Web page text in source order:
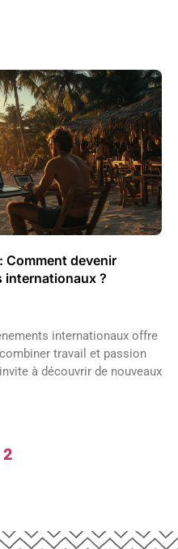
Comment devenir
internationaux ?
internationaux offre
travail et passion
à découvrir de nouveaux
2